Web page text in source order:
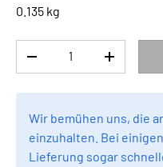
0.135 kg
MENGE VERRINGERN
MENGE
Wir bemühen uns, die
einzuhalten. Bei
Lieferung sogar